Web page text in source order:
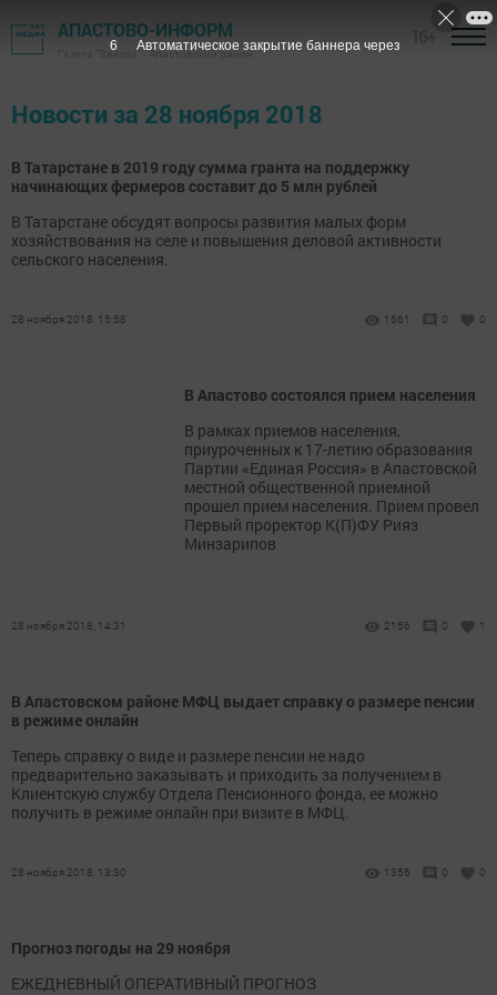
АПАСТОВО-ИНФОРМ
Газета "Звезда" - Апастовский район
Новости за 28 ноября 2018
В Татарстане в 2019 году сумма гранта на поддержку
начинающих фермеров составит до 5 млн рублей
В Татарстане обсудят вопросы развития малых форм
хозяйствования на селе и повышения деловой активности
сельского населения.
28 ноября 2018, 15:58 1661 0 0
В Апастово состоялся прием населения
В рамках приемов населения,
приуроченных к 17-летию образования
Партии «Единая Россия» в Апастовской
местной общественной приемной
прошел прием населения. Прием провел
Первый проректор К(П)ФУ Рияз
Минзарипов
28 ноября 2018, 14:31 2156 0 1
В Апастовском районе МФЦ выдает справку о размере пенсии
в режиме онлайн
Теперь справку о виде и размере пенсии не надо
предварительно заказывать и приходить за получением в
Клиентскую службу Отдела Пенсионного фонда, ее можно
получить в режиме онлайн при визите в МФЦ.
28 ноября 2018, 13:30 1356 0 0
Прогноз погоды на 29 ноября
ЕЖЕДНЕВНЫЙ ОПЕРАТИВНЫЙ ПРОГНОЗ
6 Автоматическое закрытие баннера через